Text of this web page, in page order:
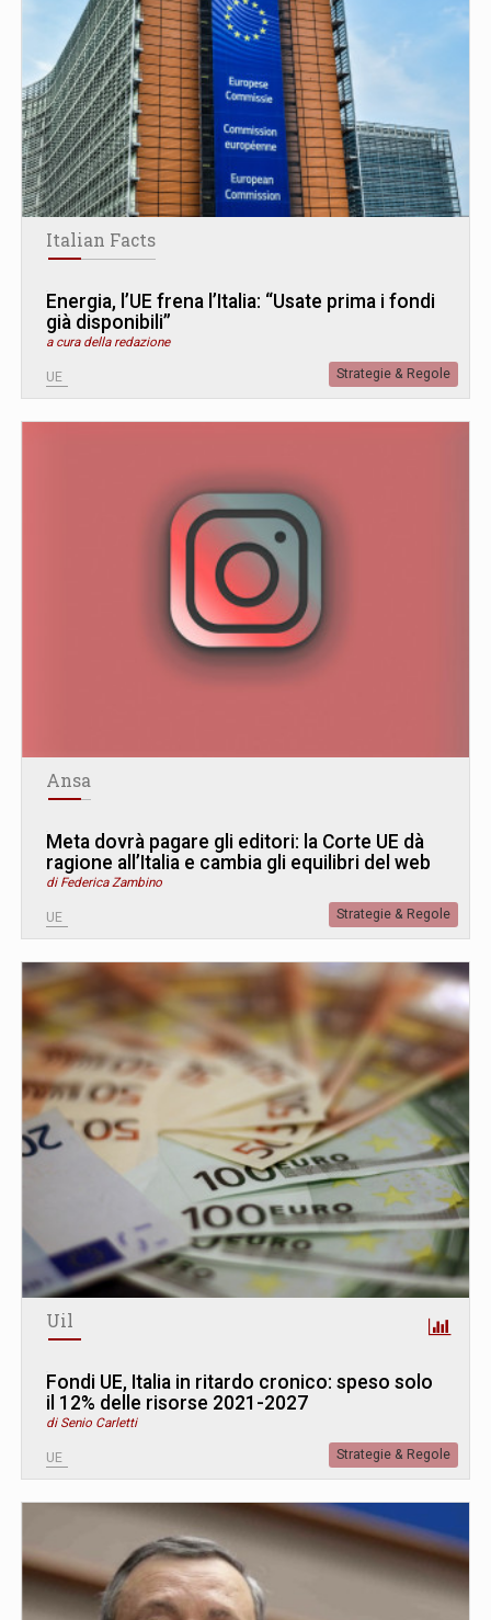
Italian Facts
Energia, l’UE frena l’Italia: “Usate prima i fondi
già disponibili”
a cura della redazione
UE Strategie & Regole
Ansa
Meta dovrà pagare gli editori: la Corte UE dà
ragione all’Italia e cambia gli equilibri del web
di Federica Zambino
UE Strategie & Regole
Uil
Fondi UE, Italia in ritardo cronico: speso solo
il 12% delle risorse 2021-2027
di Senio Carletti
UE Strategie & Regole